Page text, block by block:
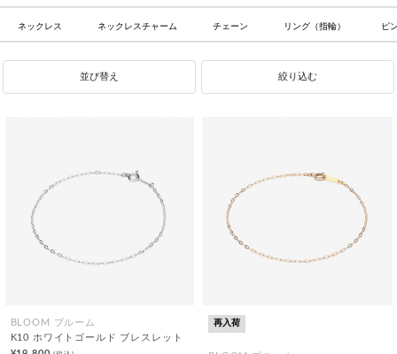
ネックレス ネックレスチャーム チェーン リング（指輪） ピ
並び替え 絞り込む
BLOOM ブルーム
K10 ホワイトゴールド ブレスレット
再入荷